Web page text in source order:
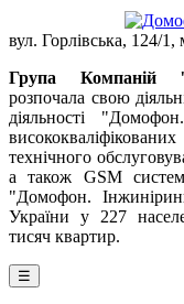
вул. Горлівська, 124/1,
Група Компаній
розпочала свою
діяльності
технічного
а також GSM
"Домофон.
України у 227
тисяч квартир.
☰